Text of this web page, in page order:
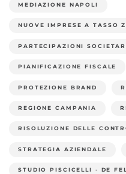
MEDIAZIONE NAPOLI
NUOVE IMPRESE A TASSO
PARTECIPAZIONI
PIANIFICAZIONE FISCALE
PROTEZIONE BRAND
REGIONE CAMPANIA
RISOLUZIONE DELLE
STRATEGIA AZIENDALE
STUDIO PISCICELLI - DE